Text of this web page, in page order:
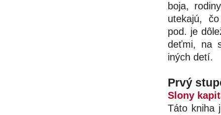
boja,
utekajú,
pod. je
deťmi, na
iných detí.
Prvý
Slony
Táto kniha